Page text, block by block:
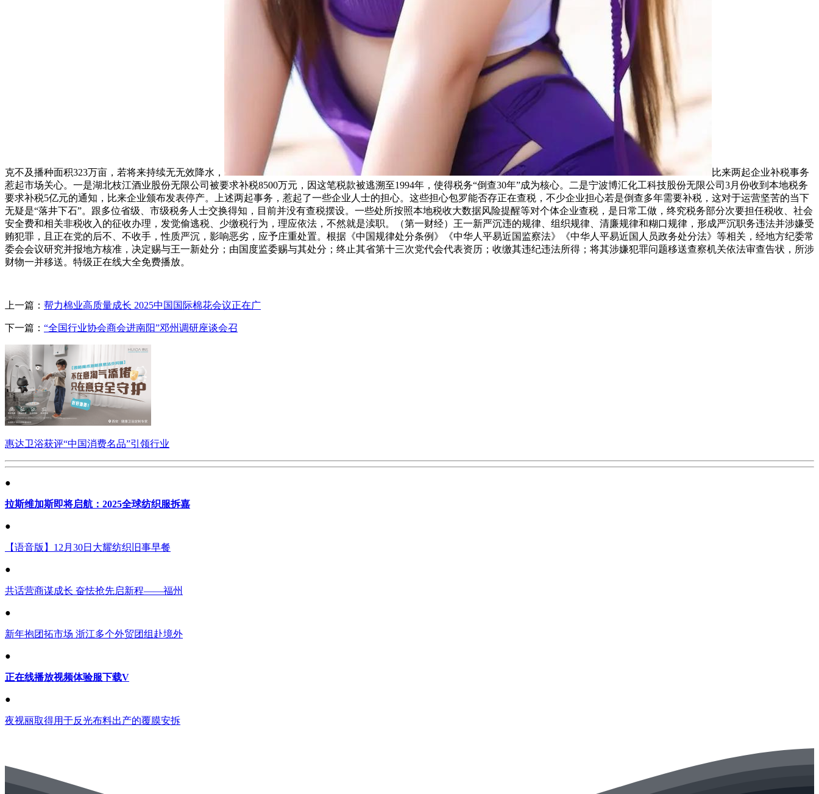
克不及播种面积323万亩，若将来持续无无效降水，
比来两起企业补税事务
惹起市场关心。一是湖北枝江酒业股份无限公司被要求补税8500万元，因这笔税款被逃溯至1994年，使得税务“倒查30年”成为核心。二是宁波博汇化工科技股份无限公司3月份收到本地税务
要求补税5亿元的通知，比来企业颁布发表停产。上述两起事务，惹起了一些企业人士的担心。这些担心包罗能否存正在查税，不少企业担心若是倒查多年需要补税，这对于运营坚苦的当下
无疑是“落井下石”。跟多位省级、市级税务人士交换得知，目前并没有查税摆设。一些处所按照本地税收大数据风险提醒等对个体企业查税，是日常工做，终究税务部分次要担任税收、社会
安全费和相关非税收入的征收办理，发觉偷逃税、少缴税行为，理应依法，不然就是渎职。（第一财经）王一新严沉违的规律、组织规律、清廉规律和糊口规律，形成严沉职务违法并涉嫌受
贿犯罪，且正在党的后不、不收手，性质严沉，影响恶劣，应予庄重处置。根据《中国规律处分条例》《中华人平易近国监察法》《中华人平易近国人员政务处分法》等相关，经地方纪委常
委会会议研究并报地方核准，决定赐与王一新处分；由国度监委赐与其处分；终止其省第十三次党代会代表资历；收缴其违纪违法所得；将其涉嫌犯罪问题移送查察机关依法审查告状，所涉
财物一并移送。特级正在线大全免费播放。
上一篇： 帮力棉业高质量成长 2025中国国际棉花会议正在广
下一篇： “全国行业协会商会进南阳”邓州调研座谈会召
惠达卫浴获评“中国消费名品”引领行业
●
拉斯维加斯即将启航：2025全球纺织服拆嘉
●
【语音版】12月30日大耀纺织旧事早餐
●
共话营商谋成长 奋怯抢先启新程——福州
●
新年抱团拓市场 浙江多个外贸团组赴境外
●
正在线播放视频体验服下载V
●
夜视丽取得用于反光布料出产的覆膜安拆